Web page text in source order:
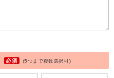
必須 (5つまで複数選択可)